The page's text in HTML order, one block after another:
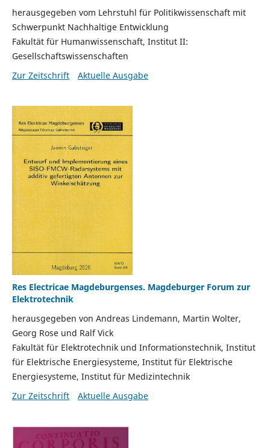
herausgegeben vom Lehrstuhl für Politikwissenschaft mit
Schwerpunkt Nachhaltige Entwicklung
Fakultät für Humanwissenschaft, Institut II:
Gesellschaftswissenschaften
Zur Zeitschrift
Aktuelle Ausgabe
Res Electricae Magdeburgenses. Magdeburger Forum zur
Elektrotechnik
herausgegeben von Andreas Lindemann, Martin Wolter,
Georg Rose und Ralf Vick
Fakultät für Elektrotechnik und Informationstechnik, Institut
für Elektrische Energiesysteme, Institut für Elektrische
Energiesysteme, Institut für Medizintechnik
Zur Zeitschrift
Aktuelle Ausgabe